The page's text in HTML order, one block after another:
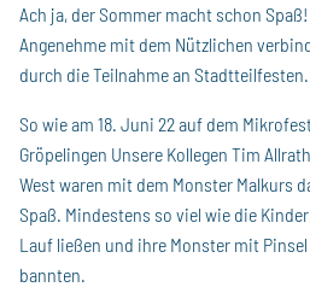
Ach ja, der Sommer macht schon
Angenehme mit dem Nützlichen
durch die Teilnahme an Stadtteilfesten.
So wie am 18. Juni 22 auf dem
Gröpelingen Unsere Kollegen Tim
West waren mit dem Monster Malkurs
Spaß. Mindestens so viel wie die
Lauf ließen und ihre Monster mit
bannten.